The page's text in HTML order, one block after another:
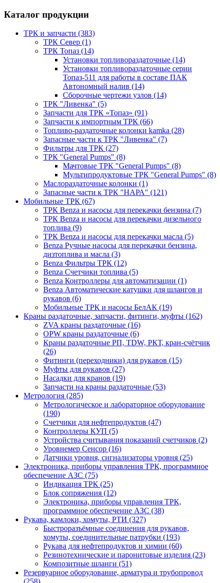
Каталог продукции
ТРК и запчасти (383)
ТРК Север (1)
ТРК Топаз (14)
Установки топливораздаточные (14)
Установки топливораздаточные серии
Топаз-511 для работы в составе ПАК
Автономный налив (14)
Сборочные чертежи узлов (14)
ТРК "Ливенка" (5)
Запчасти для ТРК «Топаз» (91)
Запчасти к импортным ТРК (66)
Топливо-раздаточные колонки kamka (28)
Запасные части к ТРК "Ливенка" (7)
Фильтры для ТРК (27)
ТРК "General Pumps" (8)
Мачтовые ТРК "General Pumps" (8)
Мультипродуктовые ТРК "General Pumps" (8)
Маслораздаточные колонки (1)
Запасные части к ТРК "НАРА" (121)
Мобильные ТРК (67)
ТРК Benza и насосы для перекачки бензина (7)
ТРК Benza и насосы для перекачки дизельного
топлива (9)
ТРК Benza и насосы для перекачки масла (5)
Benza Ручные насосы для перекачки бензина,
дизтоплива и масла (3)
Benza Фильтры ТРК (12)
Benza Счетчики топлива (5)
Benza Контроллеры для автоматизации (1)
Benza Автоматические катушки для шлангов и
рукавов (6)
Мобильные ТРК и насосы БелАК (19)
Краны раздаточные, запчасти, фитинги, муфты (162)
ZVA краны раздаточные (16)
OPW краны раздаточные (6)
Краны раздаточные РП, TDW, РКТ, кран-счётчик
(26)
Фитинги (переходники) для рукавов (15)
Муфты для рукавов (27)
Насадки для кранов (19)
Запчасти на краны раздаточные (53)
Метрология (285)
Метрологическое и лабораторное оборудование
(190)
Счетчики для нефтепродуктов (47)
Контроллеры КУП (5)
Устройства считывания показаний счетчиков (2)
Уровнемер Сенсор (16)
Датчики уровня, сигнализаторы уровня (25)
Электроника, приборы управления ТРК, программное
обеспечение АЗС (75)
Индикация ТРК (25)
Блок сопряжения (12)
Электроника, приборы управления ТРК,
программное обеспечение АЗС (38)
Рукава, камлоки, хомуты, РТИ (327)
Быстроразъёмные соединения для рукавов,
хомуты, соединительные патрубки (193)
Рукава для нефтепродуктов и химии (60)
Резинотехнические и паронитовые изделия (23)
Композитные шланги (51)
Резервуарное оборудование, арматура и трубопровод